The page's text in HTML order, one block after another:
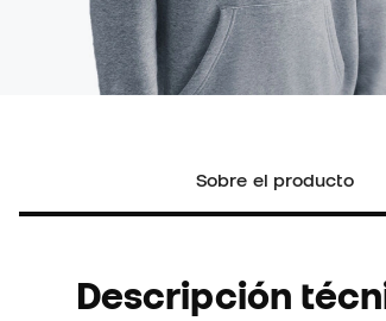
Sobre el producto
Descripción